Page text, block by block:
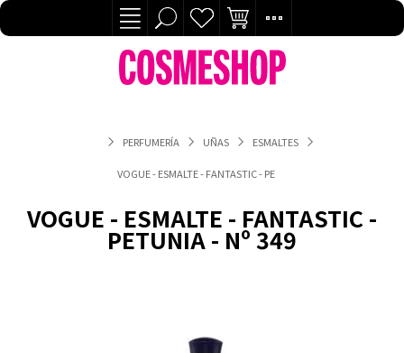
PERFUMERÍA UÑAS ESMALTES
VOGUE - ESMALTE - FANTASTIC - PETUNIA - Nº 349
VOGUE - ESMALTE - FANTASTIC -
PETUNIA - Nº 349